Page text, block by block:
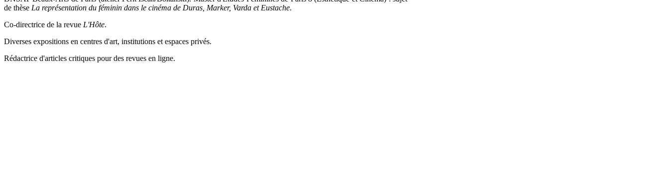
de thèse La représentation du féminin dans le cinéma de Duras, Marker, Varda et Eustache.
Co-directrice de la revue L'Hôte.
Diverses expositions en centres d'art, institutions et espaces privés.
Rédactrice d'articles critiques pour des revues en ligne.